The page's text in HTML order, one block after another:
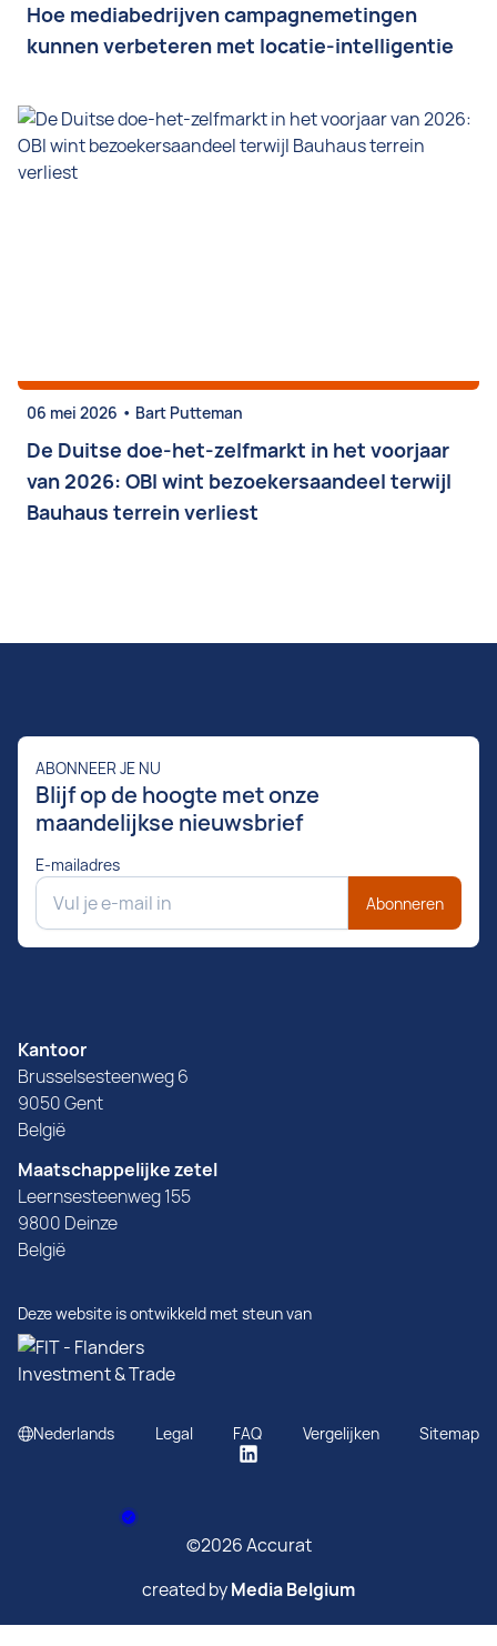
Hoe mediabedrijven campagnemetingen
kunnen verbeteren met locatie-intelligentie
06 mei 2026 • Bart Putteman
De Duitse doe-het-zelfmarkt in het voorjaar
van 2026: OBI wint bezoekersaandeel terwijl
Bauhaus terrein verliest
ABONNEER JE NU
Blijf op de hoogte met onze
maandelijkse nieuwsbrief
E-mailadres
Abonneren
Kantoor
Brusselsesteenweg 6
9050 Gent
België
Maatschappelijke zetel
Leernsesteenweg 155
9800 Deinze
België
Deze website is ontwikkeld met steun van
Nederlands Legal FAQ Vergelijken Sitemap
©2026 Accurat
created byMedia Belgium